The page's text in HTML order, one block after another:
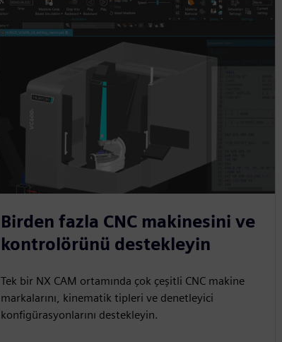
Birden fazla CNC makinesini ve
kontrolörünü destekleyin
Tek bir NX CAM ortamında çok çeşitli CNC makine
markalarını, kinematik tipleri ve denetleyici
konfigürasyonlarını destekleyin.